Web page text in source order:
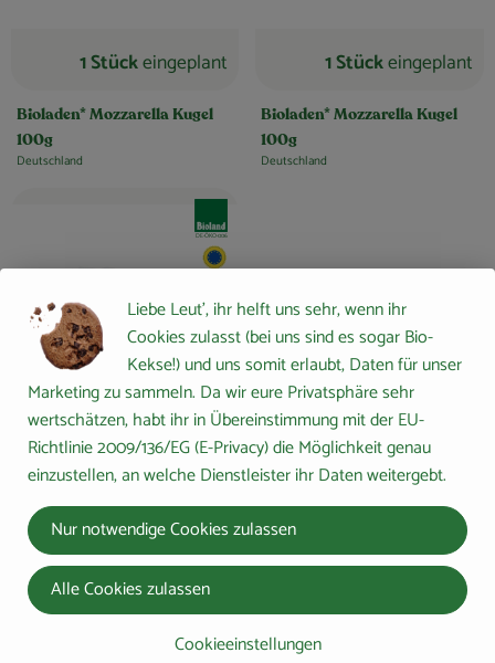
Bioladen* Mozzarella Kugel
100g
, Herkunft:
Deutschland
1 Stückeingeplant
Bioladen* Mozzarella Kugel
100g
, Herkunft:
Deutschland
1 Stückeingeplant
Bioladen* Mozzarella Kugel
100g
, Herkunft:
Deutschland
1 Stückeingeplant
, Kontrollstelle:
DE-ÖKO-006
, EU Herkunft:
Liebe Leut', ihr helft uns sehr, wenn ihr
Cookies zulasst (bei uns sind es sogar Bio-
Kekse!) und uns somit erlaubt, Daten für unser
Marketing zu sammeln. Da wir eure Privatsphäre sehr
wertschätzen, habt ihr in Übereinstimmung mit der EU-
Richtlinie 2009/136/EG (E-Privacy) die Möglichkeit genau
einzustellen, an welche Dienstleister ihr Daten weitergebt.
Cookieeinstellungen
Nur notwendige Cookies zulassen
Alle Cookies zulassen